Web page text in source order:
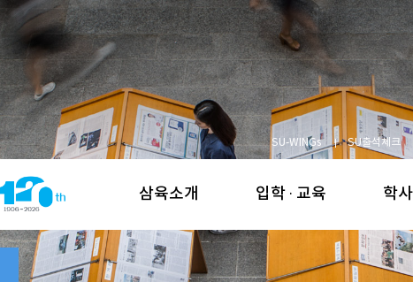
SU-WINGs SU출석체크
삼육소개 입학 · 교육 학